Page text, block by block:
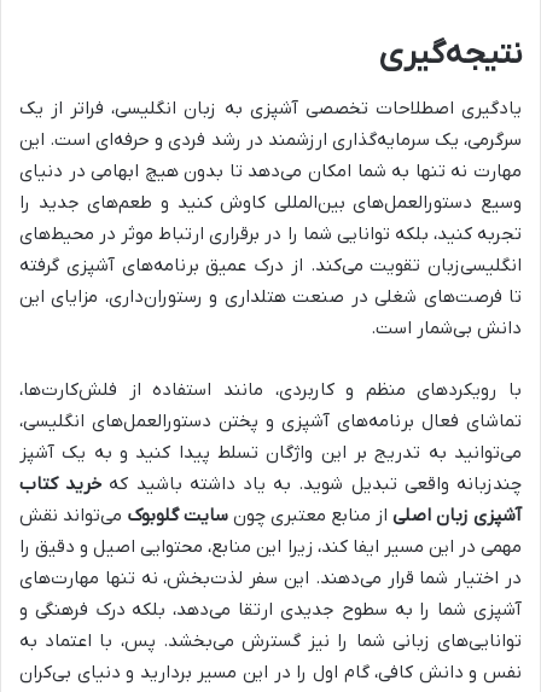
نتیجه‌گیری
یادگیری اصطلاحات تخصصی آشپزی به زبان انگلیسی، فراتر از یک
سرگرمی، یک سرمایه‌گذاری ارزشمند در رشد فردی و حرفه‌ای است. این
مهارت نه تنها به شما امکان می‌دهد تا بدون هیچ ابهامی در دنیای
وسیع دستورالعمل‌های بین‌المللی کاوش کنید و طعم‌های جدید را
تجربه کنید، بلکه توانایی شما را در برقراری ارتباط موثر در محیط‌های
انگلیسی‌زبان تقویت می‌کند. از درک عمیق برنامه‌های آشپزی گرفته
تا فرصت‌های شغلی در صنعت هتلداری و رستوران‌داری، مزایای این
دانش بی‌شمار است.
با رویکردهای منظم و کاربردی، مانند استفاده از فلش‌کارت‌ها،
تماشای فعال برنامه‌های آشپزی و پختن دستورالعمل‌های انگلیسی،
می‌توانید به تدریج بر این واژگان تسلط پیدا کنید و به یک آشپز
چندزبانه واقعی تبدیل شوید. به یاد داشته باشید که خرید کتاب
آشپزی زبان اصلی از منابع معتبری چون سایت گلوبوک می‌تواند نقش
مهمی در این مسیر ایفا کند، زیرا این منابع، محتوایی اصیل و دقیق را
در اختیار شما قرار می‌دهند. این سفر لذت‌بخش، نه تنها مهارت‌های
آشپزی شما را به سطوح جدیدی ارتقا می‌دهد، بلکه درک فرهنگی و
توانایی‌های زبانی شما را نیز گسترش می‌بخشد. پس، با اعتماد به
نفس و دانش کافی، گام اول را در این مسیر بردارید و دنیای بی‌کران